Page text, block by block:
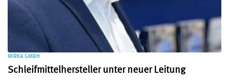
MIRKA GMBH
Schleifmittelhersteller unter neuer Leitung